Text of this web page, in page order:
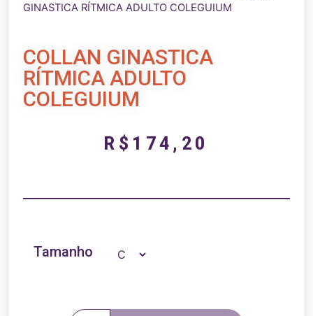
GINASTICA RÍTMICA ADULTO COLEGUIUM
COLLAN GINASTICA
RÍTMICA ADULTO
COLEGUIUM
R$ 174,20
Tamanho